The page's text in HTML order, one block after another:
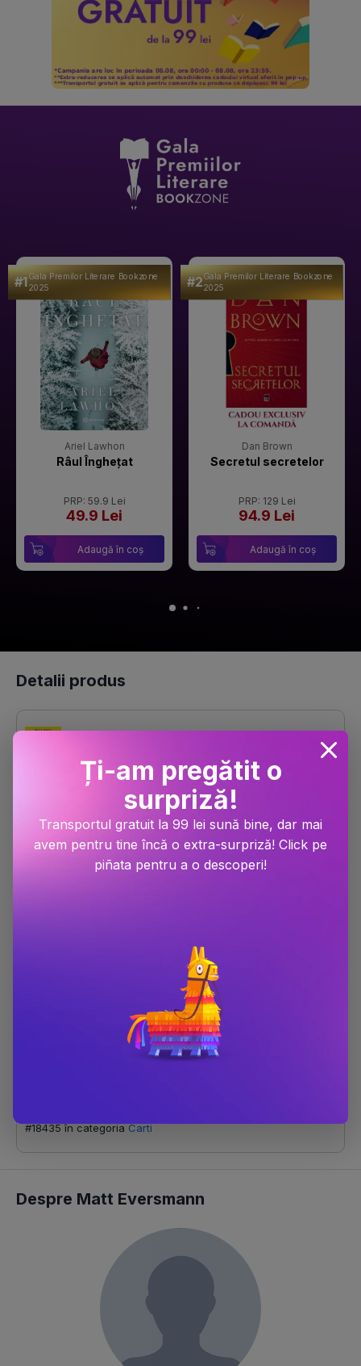
#1Gala Premilor Literare Bookzone
2025
Ariel Lawhon
Râul Înghețat
PRP: 59.9 Lei
49.9 Lei
Adaugă în coș
#2Gala Premilor Literare Bookzone
2025
Dan Brown
Secretul secretelor
PRP: 129 Lei
94.9 Lei
Adaugă în coș
Detalii produs
Vietile secrete ale librarilor si bibliotecarilor
Dimensiune 130x200
Ioana Filat
Limba romana
9786306676101
#18435 în categoria Carti
Despre Matt Eversmann
Ți-am pregătit o
surpriză!
Transportul gratuit la 99 lei sună bine, dar mai
avem pentru tine încă o extra-surpriză! Click pe
piñata pentru a o descoperi!